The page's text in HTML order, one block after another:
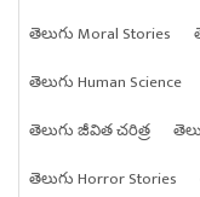
తెలుగు Moral Stories
తెలుగు Human Science
తెలుగు జీవిత చరిత్ర
తెలుగు Horror Stories